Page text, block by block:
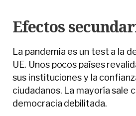
Efectos
La pandemia es un test a la
UE. Unos pocos países
sus instituciones y la
ciudadanos. La mayoría sale
democracia debilitada.